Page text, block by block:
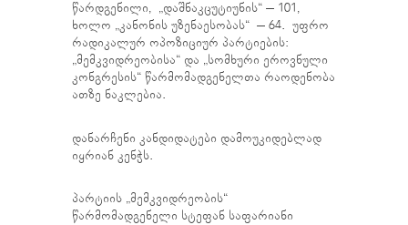
წარდგენილი, „დაშნაკცუტიუნის“ – 101,
ხოლო „კანონის უზენაესობას“ – 64. უფრო
რადიკალურ ოპოზიციურ პარტიების:
„მემკვიდრეობისა“ და „სომხური ეროვნული
კონგრესის“ წარმომადგენელთა რაოდენობა
ათზე ნაკლებია.
დანარჩენი კანდიდატები დამოუკიდებლად
იყრიან კენჭს.
პარტიის „მემკვიდრეობის“
წარმომადგენელი სტეფან საფარიანი